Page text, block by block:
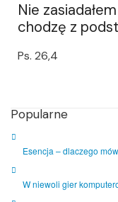
Nie
chodzę z
Ps. 26,4
Popularne
Esencja – dlaczego
W niewoli gier